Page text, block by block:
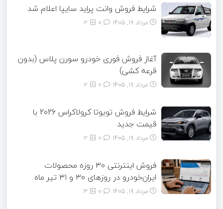
شرایط فروش وانت پراید سایپا اعلام شد
مرداد ۱۹, ۱۴۰۵ 2
آغاز فروش فوری خودرو سورن پلاس (بدون
قرعه کشی)
مرداد ۱۹, ۱۴۰۵ 2
شرایط فروش تویوتا کرولاکراس 2026 با
قیمت جدید
مرداد ۱۹, ۱۴۰۵ 2
فروش اینترنتی ۳۰ روزه محصولات
ایران‌خودرو در روزهای ۳۰ و ۳۱ تیر ماه
مرداد ۱۹, ۱۴۰۵ 3